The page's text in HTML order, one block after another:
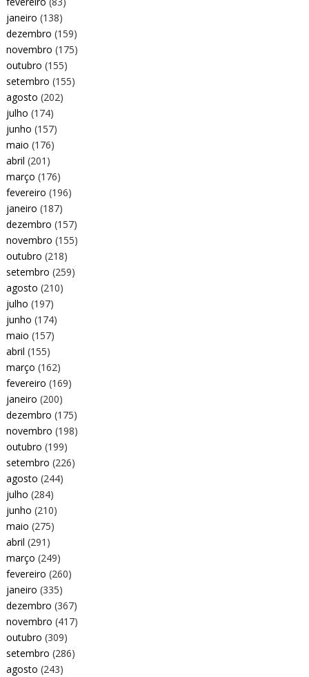
janeiro (138)
dezembro (159)
novembro (175)
outubro (155)
setembro (155)
agosto (202)
julho (174)
junho (157)
maio (176)
abril (201)
março (176)
fevereiro (196)
janeiro (187)
dezembro (157)
novembro (155)
outubro (218)
setembro (259)
agosto (210)
julho (197)
junho (174)
maio (157)
abril (155)
março (162)
fevereiro (169)
janeiro (200)
dezembro (175)
novembro (198)
outubro (199)
setembro (226)
agosto (244)
julho (284)
junho (210)
maio (275)
abril (291)
março (249)
fevereiro (260)
janeiro (335)
dezembro (367)
novembro (417)
outubro (309)
setembro (286)
agosto (243)